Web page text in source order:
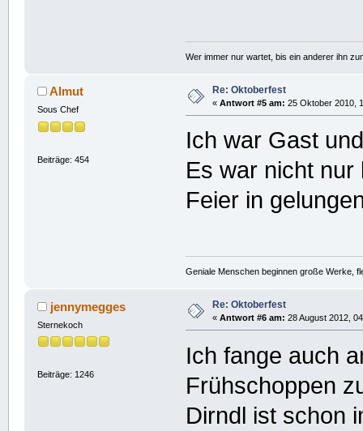
Wer immer nur wartet, bis ein anderer ihn
Almut
Sous Chef
Beiträge: 454
Re: Oktoberfest
« Antwort #5 am: 25 Oktober 2010,
Ich war Gast
Es war nicht
Feier in
Geniale Menschen beginnen große Werke,
jennymegges
Sternekoch
Beiträge: 1246
Re: Oktoberfest
« Antwort #6 am: 28 August 2012,
Ich fange auch
Frühschoppen
Dirndl ist schon